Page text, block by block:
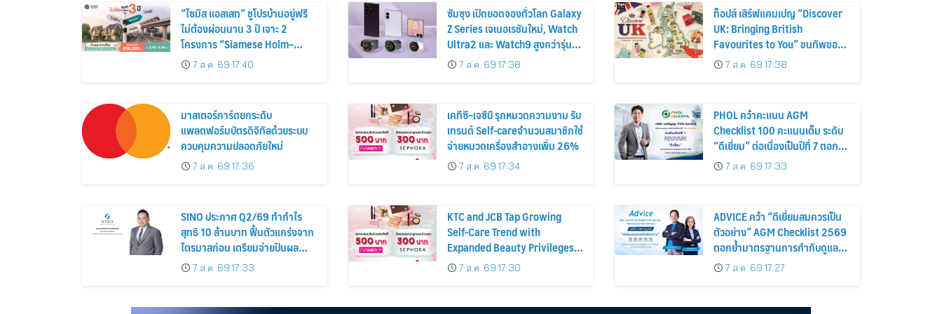
“ไซมิส แอสเสท” ชูโปรบ้านอยู่ฟรี
ไม่ต้องผ่อนนาน 3 ปี เจาะ 2
โครงการ “Siamese Holm–
Siamese Blossom” พร้อม
ส่วนลดและสิทธิพิเศษถึง 31
7 ส.ค. 69 17:40
ซัมซุง เปิดยอดจองทั่วโลก Galaxy
Z Series เจเนอเรชันใหม่, Watch
Ultra2 และ Watch9 สูงกว่ารุ่น
ก่อนหน้ากว่า 30%
7 ส.ค. 69 17:38
ท็อปส์ เสิร์ฟแคมเปญ “Discover
UK: Bringing British
Favourites to You” ขนทัพของ
อร่อยและไอเท็มฮิตจากสหราช
อาณาจักร ส่งตรงถึงมือตั้งแต่วัน
7 ส.ค. 69 17:38
มาสเตอร์การ์ดยกระดับ
แพลตฟอร์มบัตรดิจิทัลด้วยระบบ
ควบคุมความปลอดภัยใหม่
7 ส.ค. 69 17:36
เคทีซี–เจซีบี รุกหมวดความงาม รับ
เทรนด์ Self-careจำนวนสมาชิกใช้
จ่ายหมวดเครื่องสำอางเพิ่ม 26%
7 ส.ค. 69 17:34
PHOL คว้าคะแนน AGM
Checklist 100 คะแนนเต็ม ระดับ
“ดีเยี่ยม” ต่อเนื่องเป็นปีที่ 7 ตอกย้ำ
การดำเนินธุรกิจตามหลักธรรมาภิ
บาล โปร่งใส สร้างความเชื่อมั่นผู้
7 ส.ค. 69 17:33
SINO ประกาศ Q2/69 ทำกำไร
สุทธิ 10 ล้านบาท ฟื้นตัวแกร่งจาก
ไตรมาสก่อน เตรียมจ่ายปันผล
ระหว่างกาล 0.014423 บาทต่อหุ้น
ครึ่งปีหลังมุ่งเติบโตต่อเนื่อง
7 ส.ค. 69 17:33
KTC and JCB Tap Growing
Self-Care Trend with
Expanded Beauty Privileges
Number of KTC JCB
Cardmembers Spending on
7 ส.ค. 69 17:30
ADVICE คว้า “ดีเยี่ยมสมควรเป็น
ตัวอย่าง” AGM Checklist 2569
ตอกย้ำมาตรฐานการกำกับดูแล
กิจการที่ดี
7 ส.ค. 69 17:27